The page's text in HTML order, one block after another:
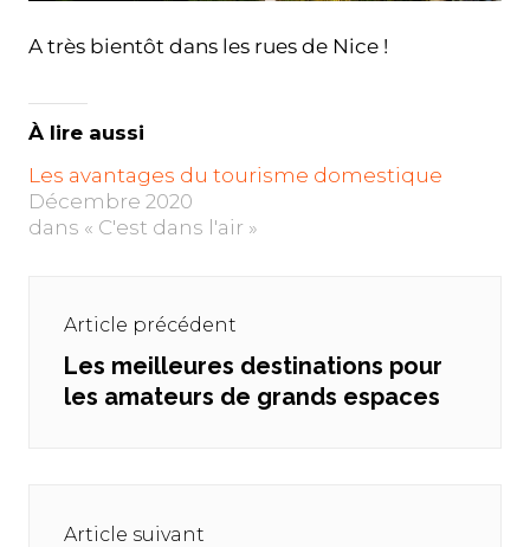
A très bientôt dans les rues de Nice !
À lire aussi
Les avantages du tourisme domestique
Décembre 2020
dans « C'est dans l'air »
l’articleArticle précédent
Previous
post:
Les meilleures destinations pour
les amateurs de grands espaces
Article suivant